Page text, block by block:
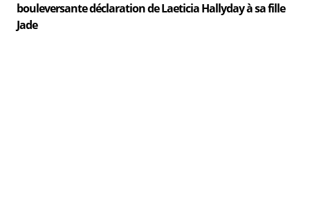
bouleversante déclaration de Laeticia Hallyday à sa fille
Jade